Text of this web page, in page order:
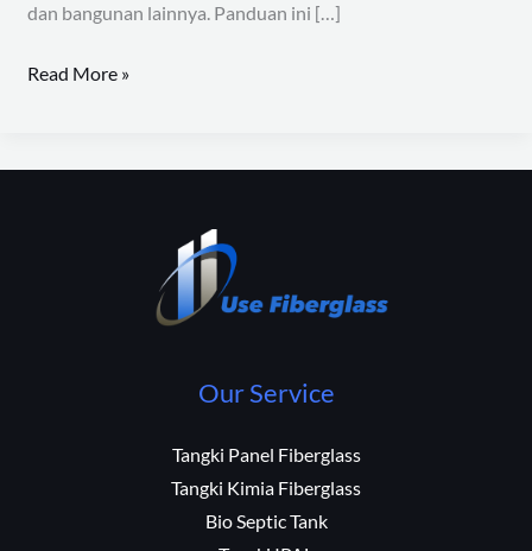
dan bangunan lainnya. Panduan ini […]
Read More »
Our Service
Tangki Panel Fiberglass
Tangki Kimia Fiberglass
Bio Septic Tank